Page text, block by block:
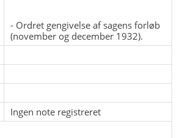
- Ordret gengivelse af sagens forløb
(november og december 1932).
Ingen note registreret